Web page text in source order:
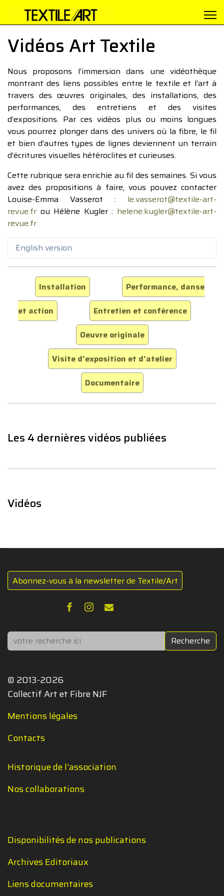
Vidéos Art Textile
Nous proposons l’immersion dans une vidéothèque
montrant des liens possibles entre le textile et l’art à
travers des œuvres originales, des installations, des
performances, des entretiens et des visites
d’expositions. Par ces vidéos plus ou moins longues
vous pourrez plonger dans des univers où la fibre, le fil
et bien d’autres types de lignes deviennent un terrain
d’écritures visuelles hétéroclites et curieuses.
Cette rubrique sera enrichie au fil des semaines. Si vous
avez des propositions à faire, vous pouvez contacter
Louise-Emma Vasserot : le.vasserot@textile-art-
revue.fr ou Hélène Kugler : helene.kugler@textile-art-
revue.fr
English version
Installation
Performance, danse
et action
Entretien et conférence
Oeuvre originale
Visite d'exposition et d'atelier
Documentaire
Les 4 dernières vidéos publiées
Vidéos
Abonnez-vous à la newsletter de Textile/Art
Rechercher Recherche
© 2013-2026
Collectif Art et Fibre NJF
Mentions légales
Contacts
Historique de l'association
Nos collaborations
Disponibilités de nos publications
Archives Editoriaux
Liens documentaires